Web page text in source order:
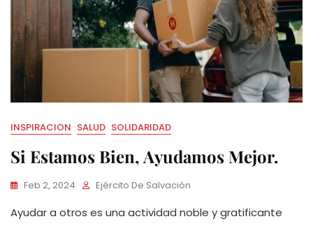
INSPIRACION SALUD SOLIDARIDAD
Si Estamos Bien, Ayudamos Mejor.
Feb 2, 2024 Ejército De Salvación
Ayudar a otros es una actividad noble y gratificante